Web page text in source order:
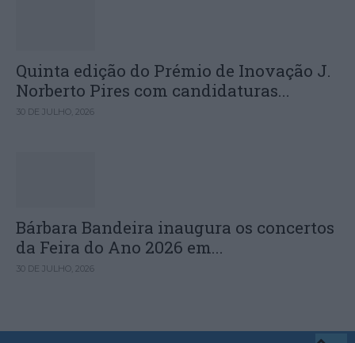
Quinta edição do Prémio de Inovação J.
Norberto Pires com candidaturas...
30 DE JULHO, 2026
Bárbara Bandeira inaugura os concertos
da Feira do Ano 2026 em...
30 DE JULHO, 2026